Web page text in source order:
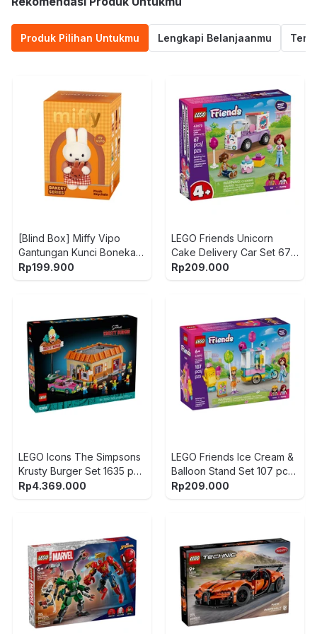
Produk Pilihan Untukmu Lengkapi Belanjaanmu
[Blind Box] Miffy Vipo
Gantungan Kunci Boneka
Plush Bakery
Rp199.900
LEGO Friends Unicorn
Cake Delivery Car Set 67
pcs 42675 - Mix
Rp209.000
LEGO Icons The Simpsons
Krusty Burger Set 1635 pcs
10352 - Mix
Rp4.369.000
LEGO Friends Ice Cream &
Balloon Stand Set 107 pcs
42692 - Mix
Rp209.000